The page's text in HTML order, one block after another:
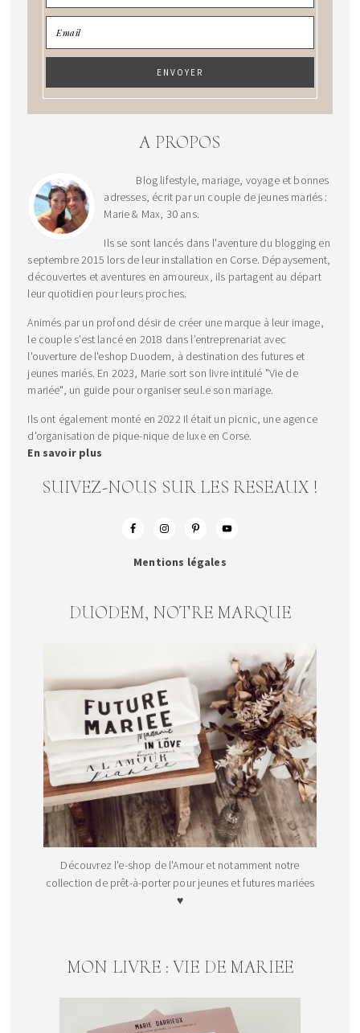
A PROPOS
Blog lifestyle, mariage, voyage et bonnes
adresses, écrit par un couple de jeunes mariés :
Marie & Max, 30 ans.
Ils se sont lancés dans l'aventure du blogging en
septembre 2015 lors de leur installation en Corse. Dépaysement,
découvertes et aventures en amoureux, ils partagent au départ
leur quotidien pour leurs proches.
Animés par un profond désir de créer une marque à leur image,
le couple s’est lancé en 2018 dans l’entreprenariat avec
l'ouverture de l'eshop Duodem, à destination des futures et
jeunes mariés. En 2023, Marie sort son livre intitulé "Vie de
mariée", un guide pour organiser seul.e son mariage.
Ils ont également monté en 2022 Il était un picnic, une agence
d'organisation de pique-nique de luxe en Corse.
En savoir plus
SUIVEZ-NOUS SUR LES RESEAUX !
Mentions légales
DUODEM, NOTRE MARQUE
Découvrez l'e-shop de l'Amour et notamment notre
collection de prêt-à-porter pour jeunes et futures mariées
♥
MON LIVRE : VIE DE MARIEE